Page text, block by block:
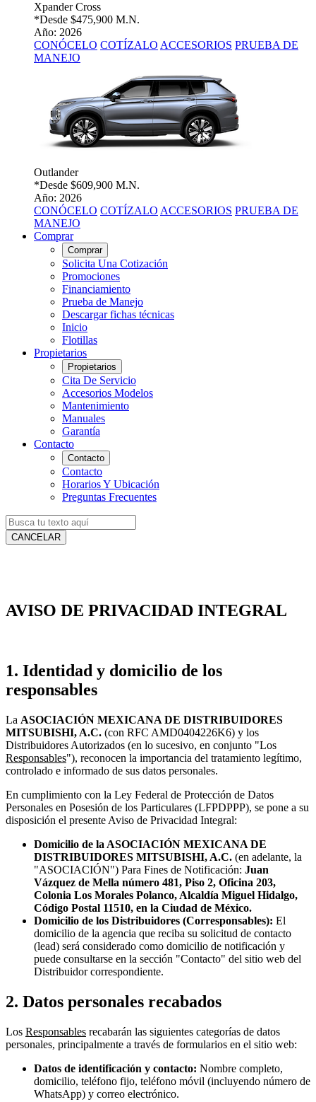
Xpander Cross
*Desde $475,900 M.N.
Año: 2026
CONÓCELO COTÍZALO ACCESORIOS PRUEBA DE
MANEJO
Outlander
*Desde $609,900 M.N.
Año: 2026
CONÓCELO COTÍZALO ACCESORIOS PRUEBA DE
MANEJO
Comprar
Comprar
Solicita Una Cotización
Promociones
Financiamiento
Prueba de Manejo
Descargar fichas técnicas
Inicio
Flotillas
Propietarios
Propietarios
Cita De Servicio
Accesorios Modelos
Mantenimiento
Manuales
Garantía
Contacto
Contacto
Contacto
Horarios Y Ubicación
Preguntas Frecuentes
CANCELAR
AVISO DE PRIVACIDAD INTEGRAL
1. Identidad y domicilio de los
responsables
La ASOCIACIÓN MEXICANA DE DISTRIBUIDORES
MITSUBISHI, A.C. (con RFC AMD0404226K6) y los
Distribuidores Autorizados (en lo sucesivo, en conjunto "Los
Responsables"), reconocen la importancia del tratamiento legítimo,
controlado e informado de sus datos personales.
En cumplimiento con la Ley Federal de Protección de Datos
Personales en Posesión de los Particulares (LFPDPPP), se pone a su
disposición el presente Aviso de Privacidad Integral:
Domicilio de la ASOCIACIÓN MEXICANA DE
DISTRIBUIDORES MITSUBISHI, A.C. (en adelante, la
"ASOCIACIÓN") Para Fines de Notificación: Juan
Vázquez de Mella número 481, Piso 2, Oficina 203,
Colonia Los Morales Polanco, Alcaldía Miguel Hidalgo,
Código Postal 11510, en la Ciudad de México.
Domicilio de los Distribuidores (Corresponsables): El
domicilio de la agencia que reciba su solicitud de contacto
(lead) será considerado como domicilio de notificación y
puede consultarse en la sección "Contacto" del sitio web del
Distribuidor correspondiente.
2. Datos personales recabados
Los Responsables recabarán las siguientes categorías de datos
personales, principalmente a través de formularios en el sitio web:
Datos de identificación y contacto: Nombre completo,
domicilio, teléfono fijo, teléfono móvil (incluyendo número de
WhatsApp) y correo electrónico.